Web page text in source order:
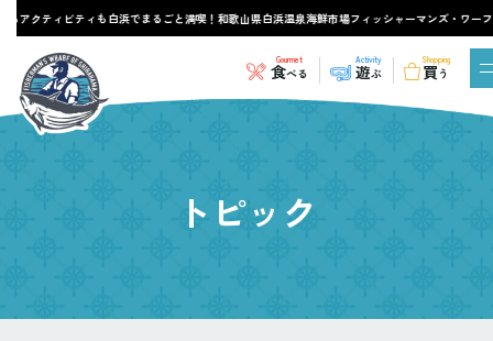
クティビティも白浜でまるごと満喫！和歌山県白浜温泉海鮮市場フィッシャーマンズ・ワーフ白
Gourmet
食べる
Activity
遊ぶ
Shopping
買 う
トピック